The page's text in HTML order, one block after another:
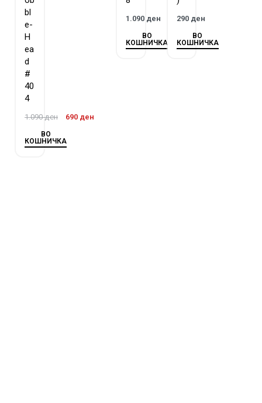
bl
e-
H
ea
d
#
40
4
1.090ден 690 ден
ВО
КОШНИЧКА
1.090 ден
ВО
КОШНИЧКА
290 ден
ВО
КОШНИЧКА